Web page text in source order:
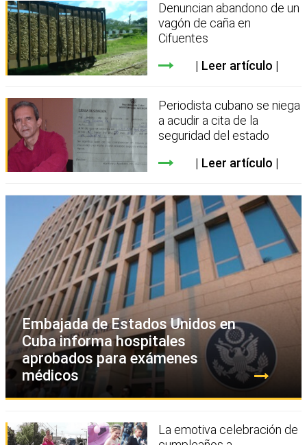
Denuncian abandono de un
vagón de caña en
Cifuentes
Leer artículo
Periodista cubano se niega
a acudir a cita de la
seguridad del estado
Leer artículo
Embajada de Estados Unidos en
Cuba informa hospitales
aprobados para exámenes
médicos
La emotiva celebración de